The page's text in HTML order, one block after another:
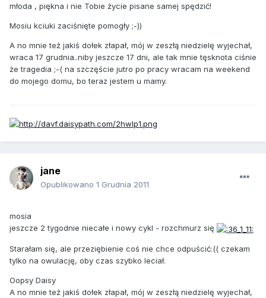
młoda , piękna i nie Tobie życie pisane samej spędzić!
Mosiu kciuki zaciśnięte pomogły ;-))
A no mnie też jakiś dołek złapał, mój w zeszłą niedzielę wyjechał,
wraca 17 grudnia..niby jeszcze 17 dni, ale tak mnie tęsknota ciśnie
że tragedia ;-( na szczęście jutro po pracy wracam na weekend
do mojego domu, bo teraz jestem u mamy.
jane
Opublikowano 1 Grudnia 2011
mosia
jeszcze 2 tygodnie niecałe i nowy cykl - rozchmurz się
Starałam się, ale przeziębienie coś nie chce odpuścić:(( czekam
tylko na owulację, oby czas szybko leciał.
Oopsy Daisy
A no mnie też jakiś dołek złapał, mój w zeszłą niedzielę wyjechał,